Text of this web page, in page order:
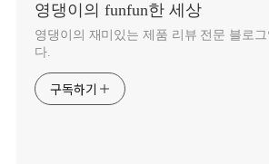
영댕이의 funfun한 세상
영댕이의 재미있는 제품 리뷰 전문 블로그
다.
구독하기